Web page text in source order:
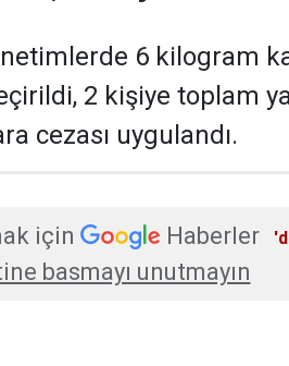
6 kilogram
2 kişiye toplam
cezası uygulandı.
için Haberler
basmayı unutmayın